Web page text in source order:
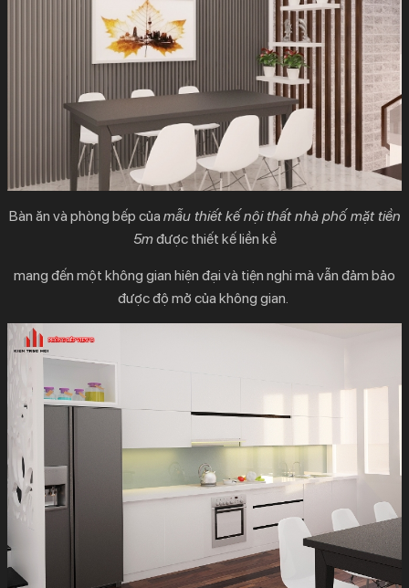
Bàn ăn và phòng bếp của mẫu thiết kế nội thất nhà phố mặt tiền
5mđược thiết kế liền kề
mang đến một không gian hiện đại và tiện nghi mà vẫn đảm bảo
được độ mở của không gian.